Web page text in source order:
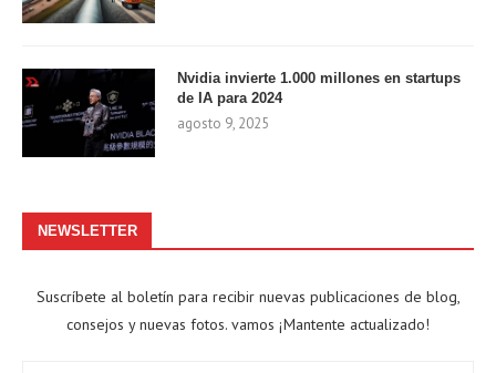
Nvidia invierte 1.000 millones en startups
de IA para 2024
agosto 9, 2025
NEWSLETTER
Suscríbete al boletín para recibir nuevas publicaciones de blog,
consejos y nuevas fotos. vamos ¡Mantente actualizado!